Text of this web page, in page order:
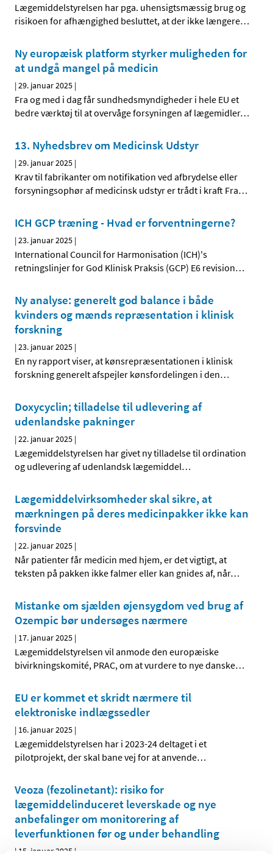
Lægemiddelstyrelsen har pga. uhensigtsmæssig brug og
risikoen for afhængighed besluttet, at der ikke længere…
Ny europæisk platform styrker muligheden for
at undgå mangel på medicin
|29. januar 2025 |
Fra og med i dag får sundhedsmyndigheder i hele EU et
bedre værktøj til at overvåge forsyningen af lægemidler…
13. Nyhedsbrev om Medicinsk Udstyr
|29. januar 2025 |
Krav til fabrikanter om notifikation ved afbrydelse eller
forsyningsophør af medicinsk udstyr er trådt i kraft Fra…
ICH GCP træning - Hvad er forventningerne?
|23. januar 2025 |
International Council for Harmonisation (ICH)'s
retningslinjer for God Klinisk Praksis (GCP) E6 revision…
Ny analyse: generelt god balance i både
kvinders og mænds repræsentation i klinisk
forskning
|23. januar 2025 |
En ny rapport viser, at kønsrepræsentationen i klinisk
forskning generelt afspejler kønsfordelingen i den…
Doxycyclin; tilladelse til udlevering af
udenlandske pakninger
|22. januar 2025 |
Lægemiddelstyrelsen har givet ny tilladelse til ordination
og udlevering af udenlandsk lægemiddel…
Lægemiddelvirksomheder skal sikre, at
mærkningen på deres medicinpakker ikke kan
forsvinde
|22. januar 2025 |
Når patienter får medicin med hjem, er det vigtigt, at
teksten på pakken ikke falmer eller kan gnides af, når…
Mistanke om sjælden øjensygdom ved brug af
Ozempic bør undersøges nærmere
| 17. januar 2025 |
Lægemiddelstyrelsen vil anmode den europæiske
bivirkningskomité, PRAC, om at vurdere to nye danske…
EU er kommet et skridt nærmere til
elektroniske indlægssedler
| 16. januar 2025 |
Lægemiddelstyrelsen har i 2023-24 deltaget i et
pilotprojekt, der skal bane vej for at anvende…
Veoza (fezolinetant): risiko for
lægemiddelinduceret leverskade og nye
anbefalinger om monitorering af
leverfunktionen før og under behandling
| 15. januar 2025 |